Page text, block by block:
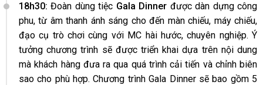
18h30: Đoàn dùng tiệc Gala Dinner được dàn dựng công
phu, từ âm thanh ánh sáng cho đến màn chiếu, máy chiếu,
đạo cụ trò chơi cùng với MC hài hước, chuyên nghiệp. Ý
tưởng chương trình sẽ được triển khai dựa trên nội dung
mà khách hàng đưa ra qua quá trình cải tiến và chỉnh biên
sao cho phù hợp. Chương trình Gala Dinner sẽ bao gồm 5